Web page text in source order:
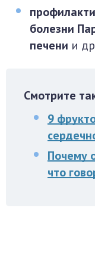
болезни
печени и
Смотрите
9
Почему
что